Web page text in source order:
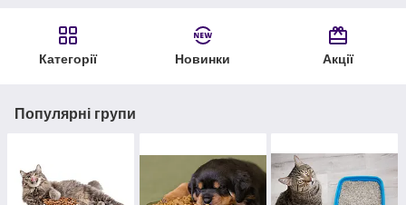
Категорії Новинки Акції
Популярні групи